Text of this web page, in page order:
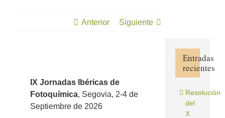
Anterior Siguiente
imagen
más
grande
IX Jornadas Ibéricas de
Fotoquímica, Segovia, 2-4 de
Septiembre de 2026
Entradas
recientes
Resolución
del
X